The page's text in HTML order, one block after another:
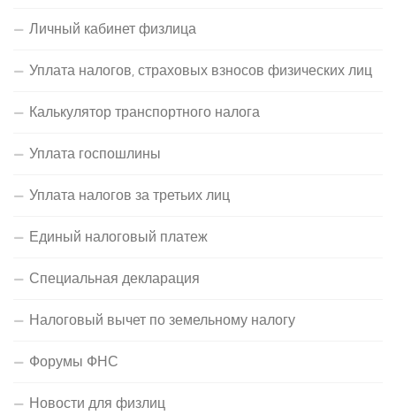
Личный кабинет физлица
Уплата налогов, страховых взносов физических лиц
Калькулятор транспортного налога
Уплата госпошлины
Уплата налогов за третьих лиц
Единый налоговый платеж
Специальная декларация
Налоговый вычет по земельному налогу
Форумы ФНС
Новости для физлиц